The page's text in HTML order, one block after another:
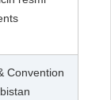
Convention